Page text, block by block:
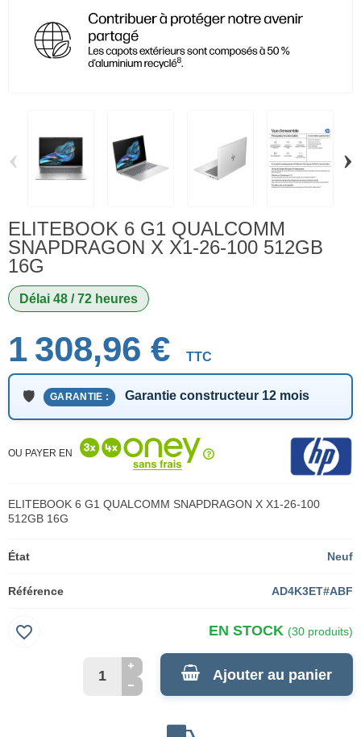
‹ ›
ELITEBOOK 6 G1 QUALCOMM
SNAPDRAGON X X1-26-100 512GB
16G
Délai 48 / 72 heures
1 308,96 € TTC
GARANTIE : Garantie constructeur 12 mois
OU PAYER EN
ELITEBOOK 6 G1 QUALCOMM SNAPDRAGON X X1-26-100
512GB 16G
État Neuf
Référence AD4K3ET#ABF
EN STOCK (30 produits)
Ajouter au panier
favorite_border